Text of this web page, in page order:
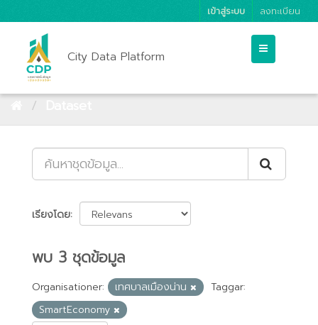
เข้าสู่ระบบ ลงทะเบียน
City Data Platform
เรียงโดย
พบ 3 ชุดข้อมูล
Organisationer: เทศบาลเมืองน่าน
Taggar:
SmartEconomy